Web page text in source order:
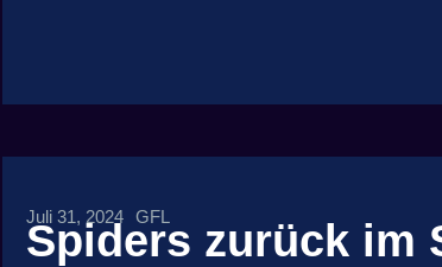
Juli 31, 2024 GFL
Spiders zurück im